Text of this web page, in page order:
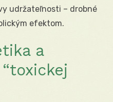
udržateľnosti – drobné
efektom.
a